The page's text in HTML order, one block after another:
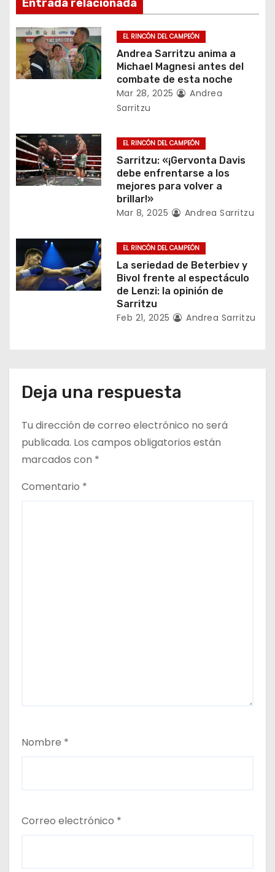
ó
n
d
e
n
t
r
d
a
s
Entrada relacionada
EL RINCÓN DEL CAMPEÓN
Andrea Sarritzu anima a
Michael Magnesi antes del
combate de esta noche
Mar 28, 2025
Andrea
Sarritzu
EL RINCÓN DEL CAMPEÓN
Sarritzu: «¡Gervonta Davis
debe enfrentarse a los
mejores para volver a
brillar!»
Mar 8, 2025 Andrea Sarritzu
EL RINCÓN DEL CAMPEÓN
La seriedad de Beterbiev y
Bivol frente al espectáculo
de Lenzi: la opinión de
Sarritzu
Feb 21, 2025 Andrea Sarritzu
Deja una respuesta
Tu dirección de correo electrónico no será
publicada. Los campos obligatorios están
marcados con *
Comentario *
Nombre *
Correo electrónico *